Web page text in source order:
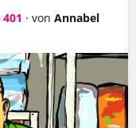
· von Annabel